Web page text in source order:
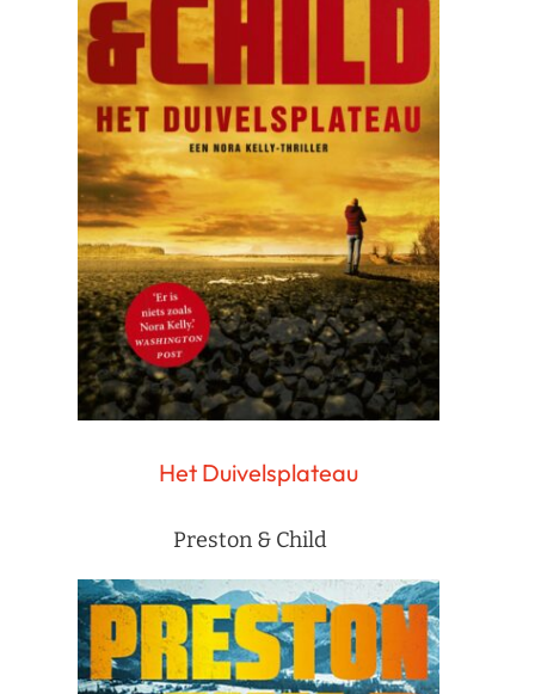
Het Duivelsplateau
Preston & Child